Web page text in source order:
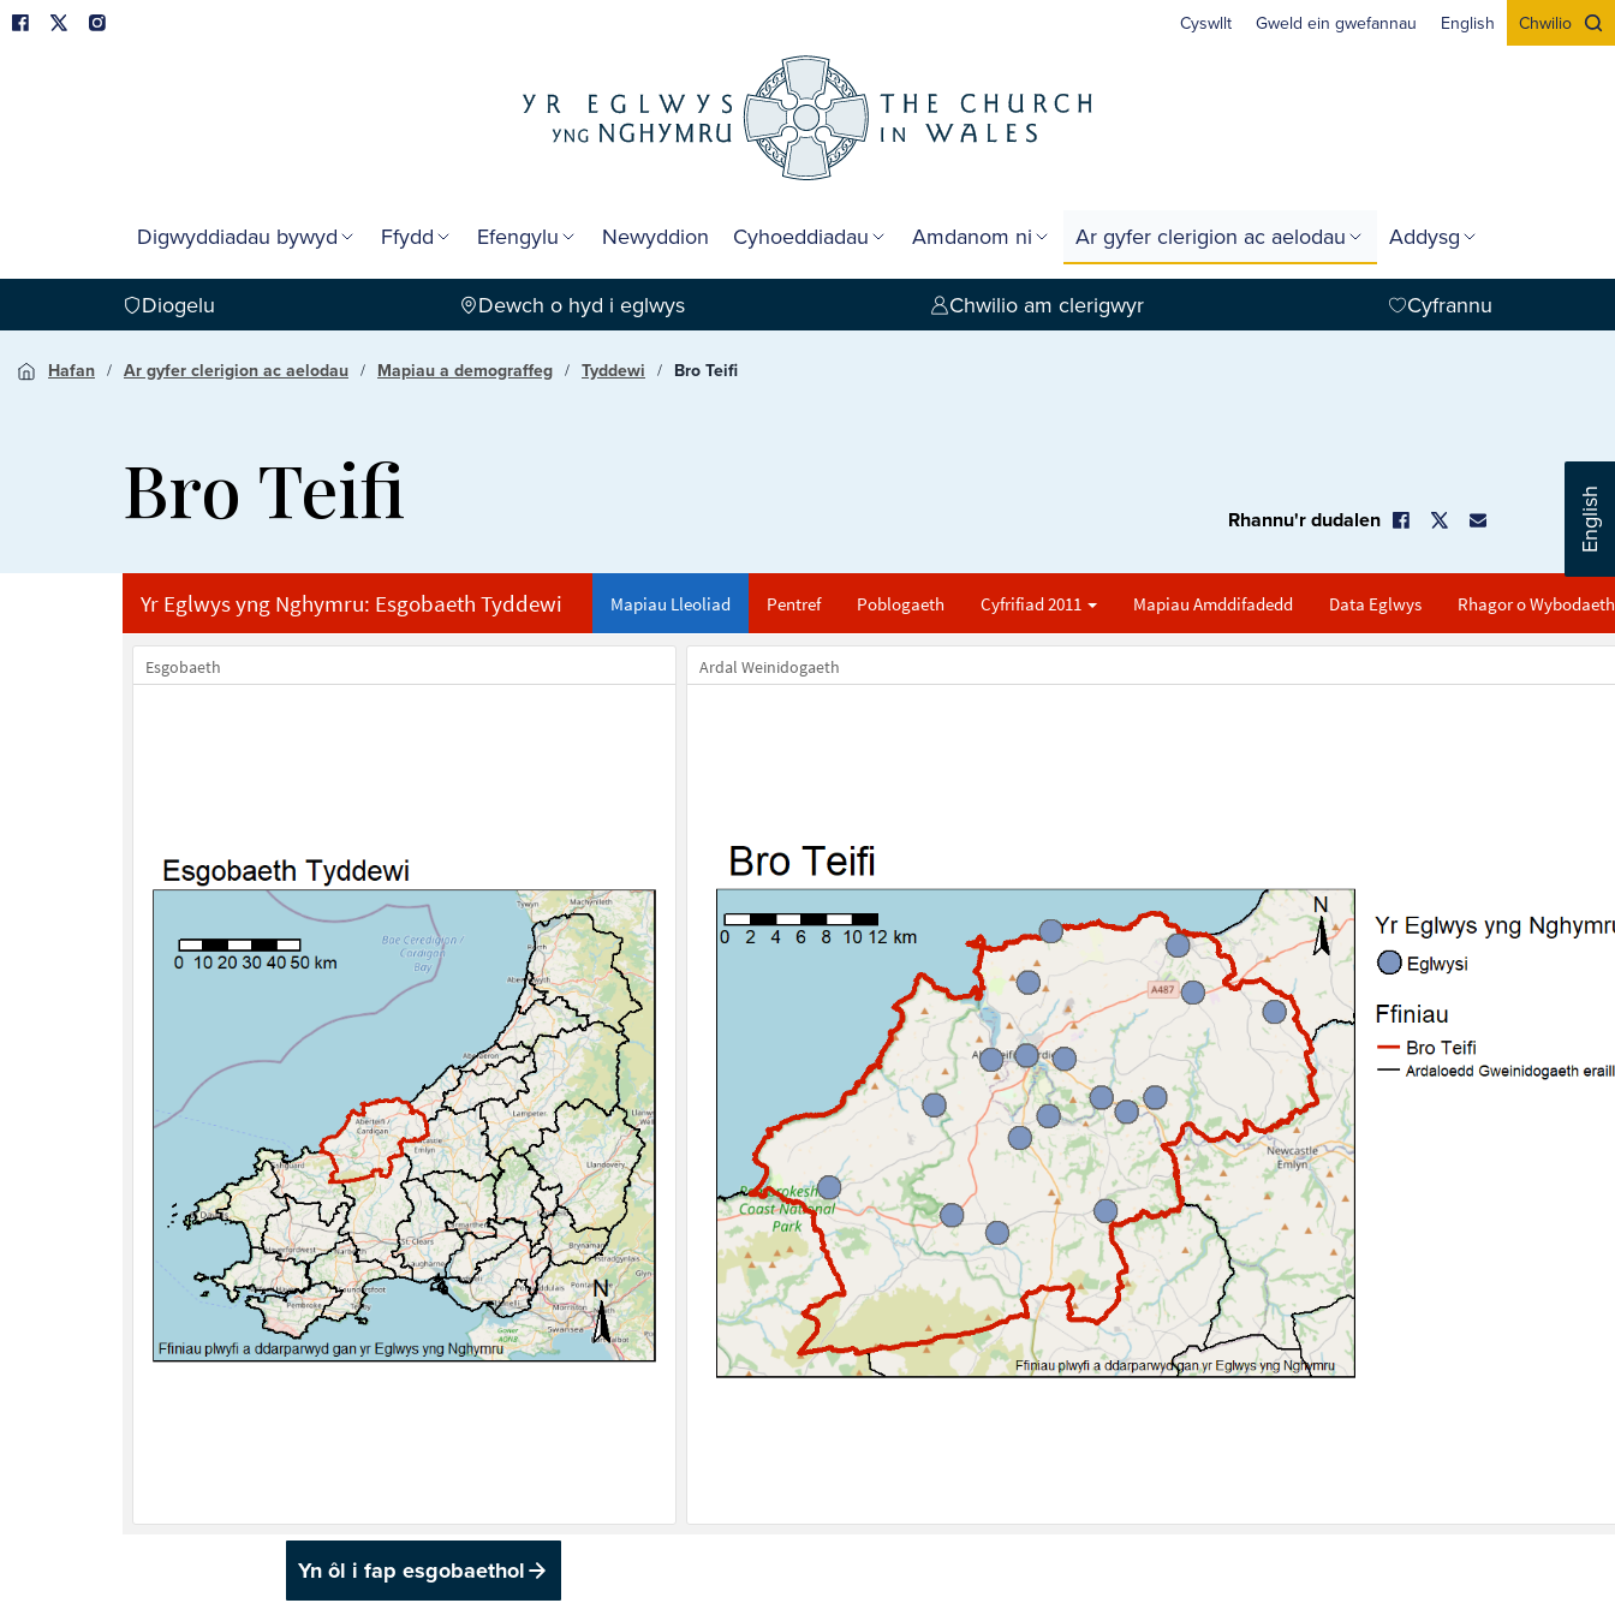
English
Cyswllt Gweld ein gwefannau English Chwilio
Digwyddiadau bywyd Ffydd Efengylu Newyddion Cyhoeddiadau Amdanom ni Ar gyfer clerigion ac aelodau Addysg
Diogelu Dewch o hyd i eglwys Chwilio am clerigwyr Cyfrannu
Hafan Ar gyfer clerigion ac aelodau Mapiau a demograffeg Tyddewi Bro Teifi
Bro Teifi Rhannu'r dudalen
Yn ôl i fap esgobaethol